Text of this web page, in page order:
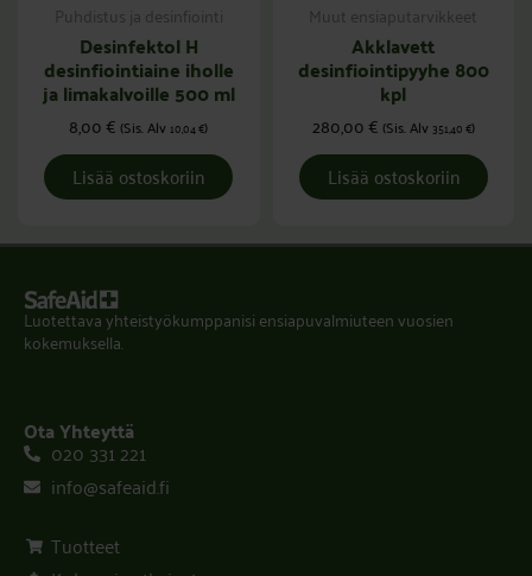
Puhdistus ja desinfiointi
Desinfektol H
desinfiointiaine iholle
ja limakalvoille 500 ml
8,00€ (Sis. Alv 10,04€)
Lisää ostoskoriin
Muut ensiaputarvikkeet
Akklavett
desinfiointipyyhe 800
kpl
280,00€(Sis. Alv 351,40€)
Lisää ostoskoriin
Luotettava yhteistyökumppanisi ensiapuvalmiuteen vuosien
kokemuksella.
Ota Yhteyttä
020 331 221
info@safeaid.fi
Tuotteet